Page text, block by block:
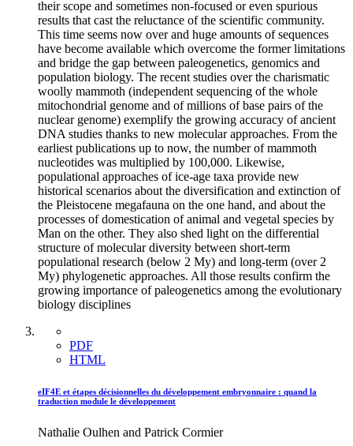
their scope and sometimes non-focused or even spurious
results that cast the reluctance of the scientific community.
This time seems now over and huge amounts of sequences
have become available which overcome the former limitations
and bridge the gap between paleogenetics, genomics and
population biology. The recent studies over the charismatic
woolly mammoth (independent sequencing of the whole
mitochondrial genome and of millions of base pairs of the
nuclear genome) exemplify the growing accuracy of ancient
DNA studies thanks to new molecular approaches. From the
earliest publications up to now, the number of mammoth
nucleotides was multiplied by 100,000. Likewise,
populational approaches of ice-age taxa provide new
historical scenarios about the diversification and extinction of
the Pleistocene megafauna on the one hand, and about the
processes of domestication of animal and vegetal species by
Man on the other. They also shed light on the differential
structure of molecular diversity between short-term
populational research (below 2 My) and long-term (over 2
My) phylogenetic approaches. All those results confirm the
growing importance of paleogenetics among the evolutionary
biology disciplines
PDF
HTML
eIF4E et étapes décisionnelles du développement embryonnaire : quand la
traduction module le développement
Nathalie Oulhen and Patrick Cormier